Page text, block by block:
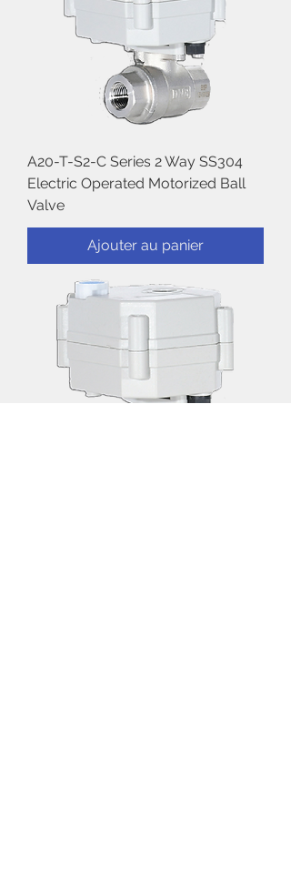
A20-T-S2-C Series 2 Way SS304
Electric Operated Motorized Ball
Valve
Ajouter au panier